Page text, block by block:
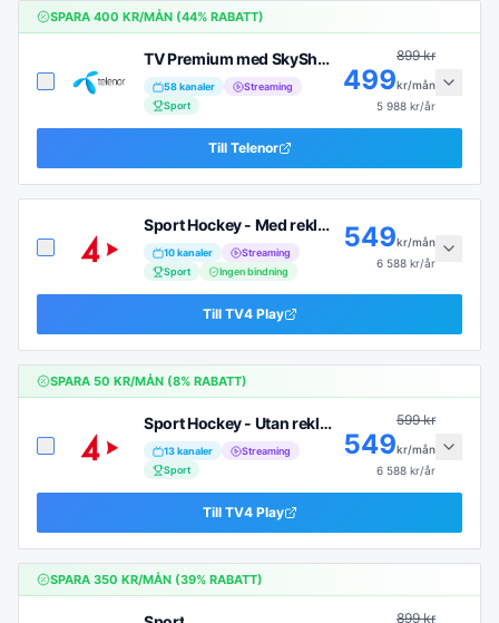
SPARA 400 KR/MÅN (44% RABATT)
TV Premium med SkyShowtime
58kanaler
Streaming
Sport
899kr
499kr/mån
5 988 kr/år
Till Telenor
Sport Hockey - Med reklam
10kanaler
Streaming
Sport
Ingen bindning
549kr/mån
6 588 kr/år
Till TV4 Play
SPARA 50 KR/MÅN (8% RABATT)
Sport Hockey - Utan reklam (6 mån)
13kanaler
Streaming
Sport
599kr
549kr/mån
6 588 kr/år
Till TV4 Play
SPARA 350 KR/MÅN (39% RABATT)
899kr